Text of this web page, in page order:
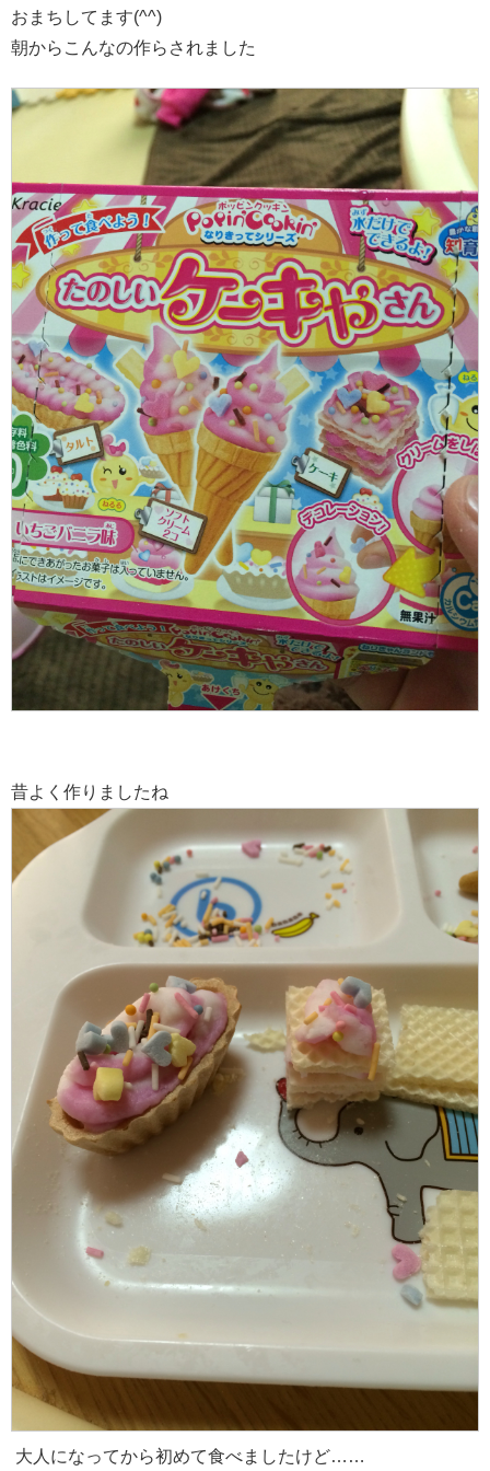
おまちしてます(^^)
朝からこんなの作らされました
昔よく作りましたね
大人になってから初めて食べましたけど……